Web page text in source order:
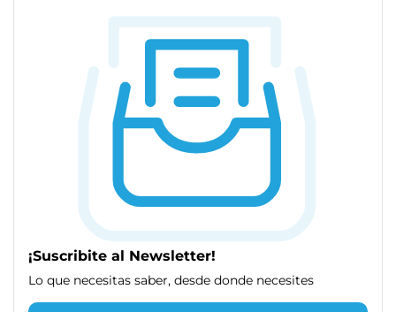
¡Suscribite al Newsletter!
Lo que necesitas saber, desde donde necesites